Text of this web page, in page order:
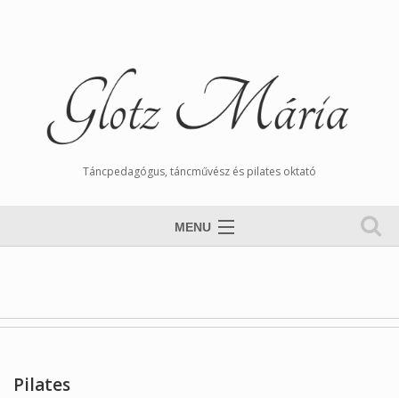
Táncpedagógus, táncművész és pilates oktató
MENU
Órarend
Pilates